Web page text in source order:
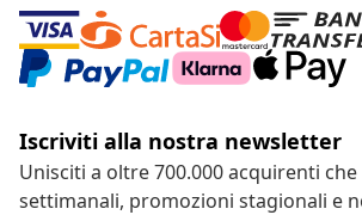
Iscriviti alla nostra newsletter
Unisciti a oltre 700.000 acquirenti
settimanali, promozioni stagionali e